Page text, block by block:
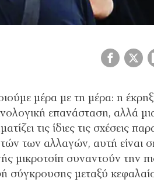
µέρα µε τη µέρα: η
επανάσταση, αλλά
τις ίδιες τις σχέσεις
των αλλαγών, αυτή είναι
µικροτσίπ συναντούν την
µεταξύ